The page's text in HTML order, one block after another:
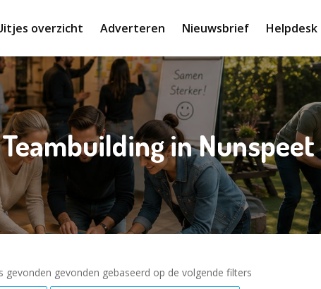
overzicht Adverteren Nieuwsbrief Helpdesk
Teambuilding in Nunspeet
gevonden gevonden gebaseerd op de volgende filters